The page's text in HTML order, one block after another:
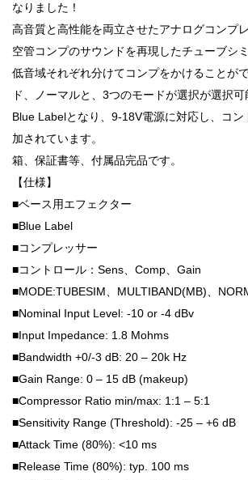
なりました！
高音質と高性能を両立させたアナログコンプ
空管コンプのサウンドを再現したチューブシ
低音域それぞれ分けてコンプをかけることが
ド、ノーマルと、3つのモードが選択が選択可
Blue Labelとなり、9-18V電源に対応し、コン
加されています。
箱、保証書等、付属品完品です。
【仕様】
■ベース用エフェクター
■Blue Label
■コンプレッサー
■コントロール：Sens、Comp、Gain
■MODE:TUBESIM、MULTIBAND(MB)、
■Nominal Input Level: -10 or -4 dBv
■Input Impedance: 1.8 Mohms
■Bandwidth +0/-3 dB: 20 – 20k Hz
■Gain Range: 0 – 15 dB (makeup)
■Compressor Ratio min/max: 1:1 – 5:1
■Sensitivity Range (Threshold): -25 – +6 dB
■Attack Time (80%): <10 ms
■Release Time (80%): typ. 100 ms